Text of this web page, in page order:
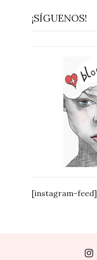
¡SÍGUENOS!
[instagram-feed]